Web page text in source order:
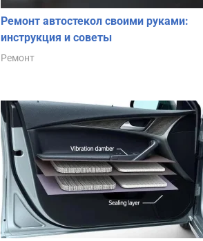
Ремонт автостекол своими руками:
инструкция и советы
Ремонт